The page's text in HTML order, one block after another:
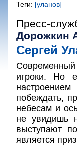
Теги: [уланов]
Пресс-
Дорожкин
Сергей
игроки. Но
побеждать,
небесам и
не увидишь
выступают
является